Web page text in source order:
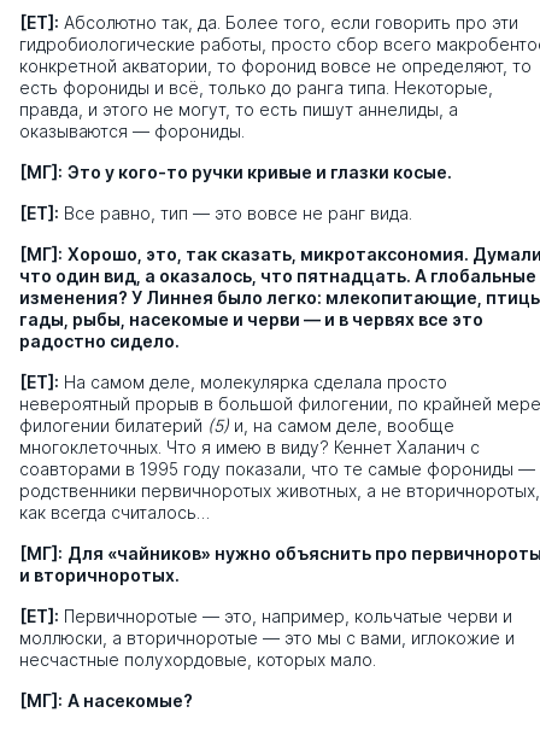
[ЕТ]: Абсолютно так, да. Более того, если говорить про эти
гидробиологические работы, просто сбор всего
конкретной акватории, то форонид вовсе не определяют, то
есть форониды и всё, только до ранга типа. Некоторые,
правда, и этого не могут, то есть пишут аннелиды, а
оказываются — форониды.
[МГ]: Это у кого-то ручки кривые и глазки косые.
[ЕТ]: Все равно, тип — это вовсе не ранг вида.
[МГ]: Хорошо, это, так сказать, микротаксономия.
что один вид, а оказалось, что пятнадцать. А глобальные
изменения? У Линнея было легко: млекопитающие,
гады, рыбы, насекомые и черви — и в червях все это
радостно сидело.
[ЕТ]: На самом деле, молекулярка сделала просто
невероятный прорыв в большой филогении, по крайней
филогении билатерий (5) и, на самом деле, вообще
многоклеточных. Что я имею в виду? Кеннет Халанич с
соавторами в 1995 году показали, что те самые форониды —
родственники первичноротых животных, а не вторичноротых,
как всегда считалось…
[МГ]: Для «чайников» нужно объяснить про
и вторичноротых.
[ЕТ]: Первичноротые — это, например, кольчатые черви и
моллюски, а вторичноротые — это мы с вами, иглокожие и
несчастные полухордовые, которых мало.
[МГ]: А насекомые?